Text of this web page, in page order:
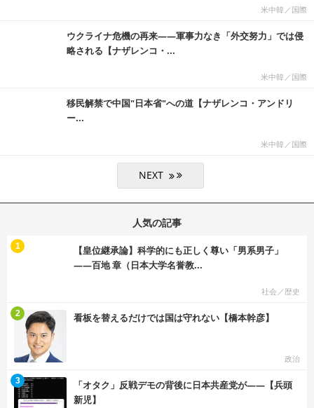
米中韓／国際
ウクライナ危機の再来――軍事力なき「外交努力」では侵
略される【ナザレンコ・...
米中韓／国際
移民解禁で中国"日本省"への道【ナザレンコ・アンドリ
ー...
米中韓／国際
人気の記事
【皇位継承論】科学的にも正しく尊い「男系男子」
――百地 章（日本大学名誉教...
社会／歴史
1
看板を替えるだけでは国は守れない【橋本幹彦】
政治
2
「オタク」反戦デモの背後に日本共産党が――【兵頭
新児】
3